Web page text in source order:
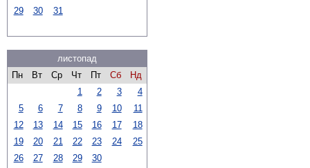
29
30 31
листопад
Пн
Вт Ср Чт Пт Сб
Нд
1
2 3
4
5
6 7 8 9 10
11
12
13 14 15 16 17
18
19
20 21 22 23 24
25
26
27 28 29 30